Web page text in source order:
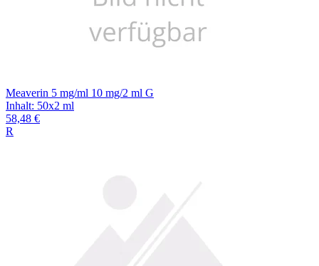
Meaverin 5 mg/ml 10 mg/2 ml G
Inhalt: 50x2 ml
58,48 €
R